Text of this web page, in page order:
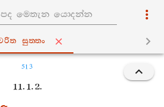
සුත‍්තං
513
11. 1. 2.